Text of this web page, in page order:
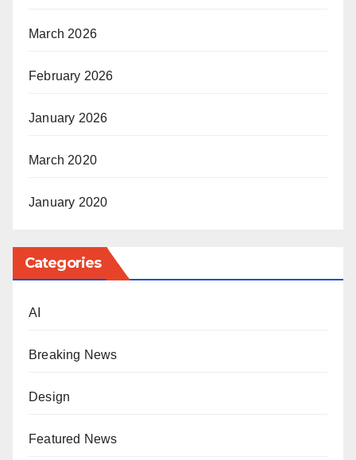
March 2026
February 2026
January 2026
March 2020
January 2020
Categories
AI
Breaking News
Design
Featured News